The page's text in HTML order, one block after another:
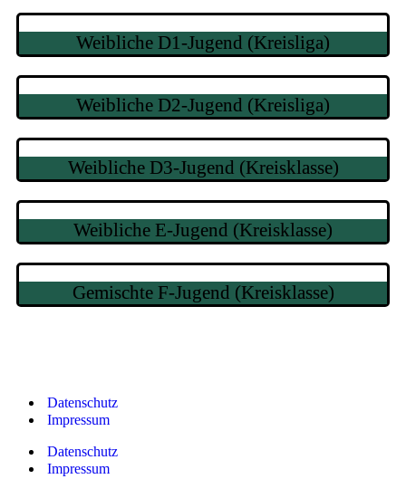
Weibliche D1-Jugend (Kreisliga)
Weibliche D2-Jugend (Kreisliga)
Weibliche D3-Jugend (Kreisklasse)
Weibliche E-Jugend (Kreisklasse)
Gemischte F-Jugend (Kreisklasse)
Datenschutz
Impressum
Datenschutz
Impressum